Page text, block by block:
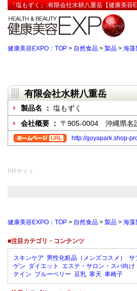
「塩もずく」:有限会社水耕八重岳【健康美容
健康美容EXPO：TOP > 自然食品 > 製品 > 海藻
有限会社水耕八重岳
製品名 ： 塩もずく
会社概要 ： 〒905-0004 沖縄県名
http://goyapark.shop-
PRサイト
健康美容EXPO：TOP > 自然食品 > 製品 > 海藻
■注目カテゴリ・コンテンツ
スキンケア 男性化粧品（メンズコスメ） サ
ゲン ダイエット エステ・サロン・スパ向け
テイン ブルーベリー 豆乳 寒天 車椅子